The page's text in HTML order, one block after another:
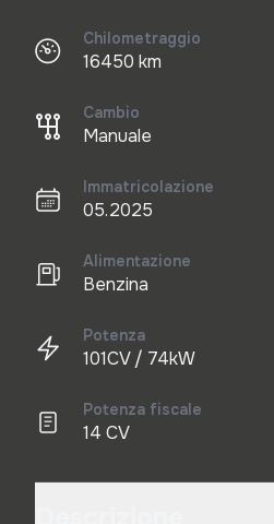
Chilometraggio
16450 km
Cambio
Manuale
Immatricolazione
05.2025
Alimentazione
Benzina
Potenza
101CV / 74kW
Potenza fiscale
14 CV